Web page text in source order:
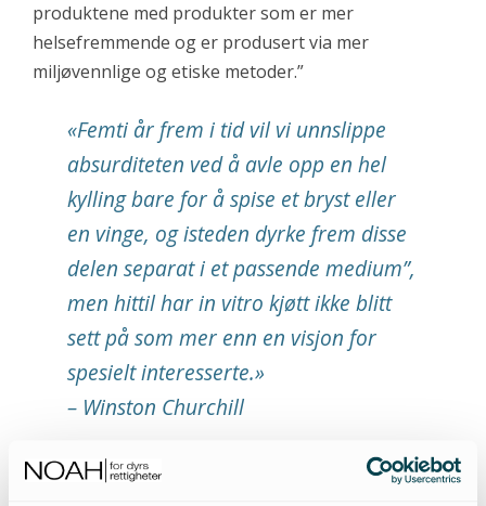
produktene med produkter som er mer
helsefremmende og er produsert via mer
miljøvennlige og etiske metoder.”
«Femti år frem i tid vil vi unnslippe
absurditeten ved å avle opp en hel
kylling bare for å spise et bryst eller
en vinge, og isteden dyrke frem disse
delen separat i et passende medium”,
men hittil har in vitro kjøtt ikke blitt
sett på som mer enn en visjon for
spesielt interesserte.»
– Winston Churchill
Selv om vegetariske alternativer til de tradisjonelle